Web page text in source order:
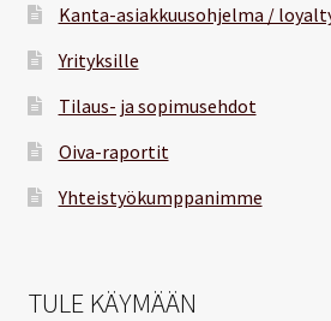
Kanta-asiakkuusohjelma /
Yrityksille
Tilaus- ja sopimusehdot
Oiva-raportit
Yhteistyökumppanimme
TULE KÄYMÄÄN